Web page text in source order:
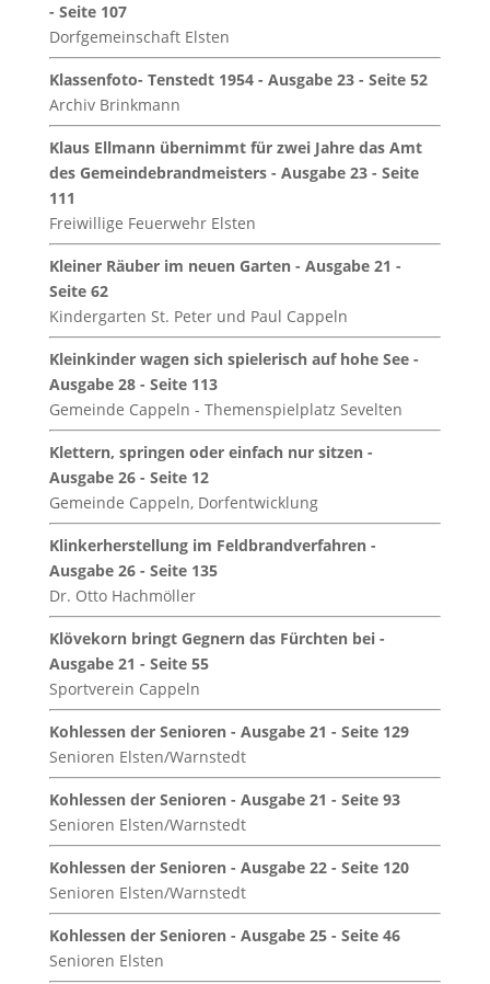
- Seite 107
Dorfgemeinschaft Elsten
Klassenfoto- Tenstedt 1954 - Ausgabe 23 - Seite 52
Archiv Brinkmann
Klaus Ellmann übernimmt für zwei Jahre das Amt
des Gemeindebrandmeisters - Ausgabe 23 - Seite
111
Freiwillige Feuerwehr Elsten
Kleiner Räuber im neuen Garten - Ausgabe 21 -
Seite 62
Kindergarten St. Peter und Paul Cappeln
Kleinkinder wagen sich spielerisch auf hohe See -
Ausgabe 28 - Seite 113
Gemeinde Cappeln - Themenspielplatz Sevelten
Klettern, springen oder einfach nur sitzen -
Ausgabe 26 - Seite 12
Gemeinde Cappeln, Dorfentwicklung
Klinkerherstellung im Feldbrandverfahren -
Ausgabe 26 - Seite 135
Dr. Otto Hachmöller
Klövekorn bringt Gegnern das Fürchten bei -
Ausgabe 21 - Seite 55
Sportverein Cappeln
Kohlessen der Senioren - Ausgabe 21 - Seite 129
Senioren Elsten/Warnstedt
Kohlessen der Senioren - Ausgabe 21 - Seite 93
Senioren Elsten/Warnstedt
Kohlessen der Senioren - Ausgabe 22 - Seite 120
Senioren Elsten/Warnstedt
Kohlessen der Senioren - Ausgabe 25 - Seite 46
Senioren Elsten